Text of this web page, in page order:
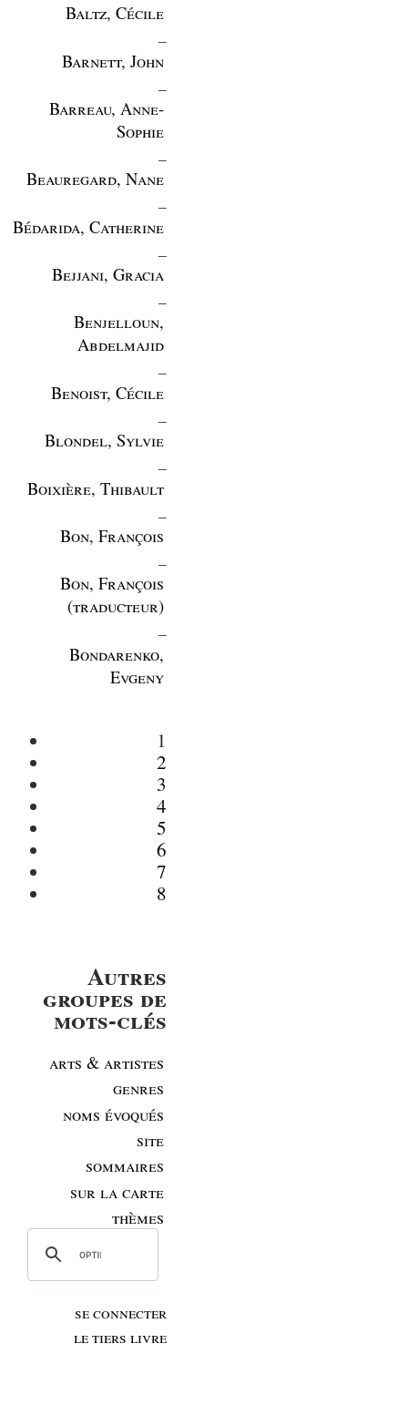
Baltz, Cécile
Barnett, John
Barreau, Anne-
Sophie
Beauregard, Nane
Bédarida, Catherine
Bejjani, Gracia
Benjelloun,
Abdelmajid
Benoist, Cécile
Blondel, Sylvie
Boixière, Thibault
Bon, François
Bon, François
(traducteur)
Bondarenko,
Evgeny
1
2
3
4
5
6
7
8
Autres
groupes de
mots-clés
arts & artistes
genres
noms évoqués
site
sommaires
sur la carte
thèmes
se connecter
le tiers livre